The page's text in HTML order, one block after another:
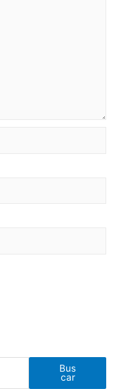
Bus
car